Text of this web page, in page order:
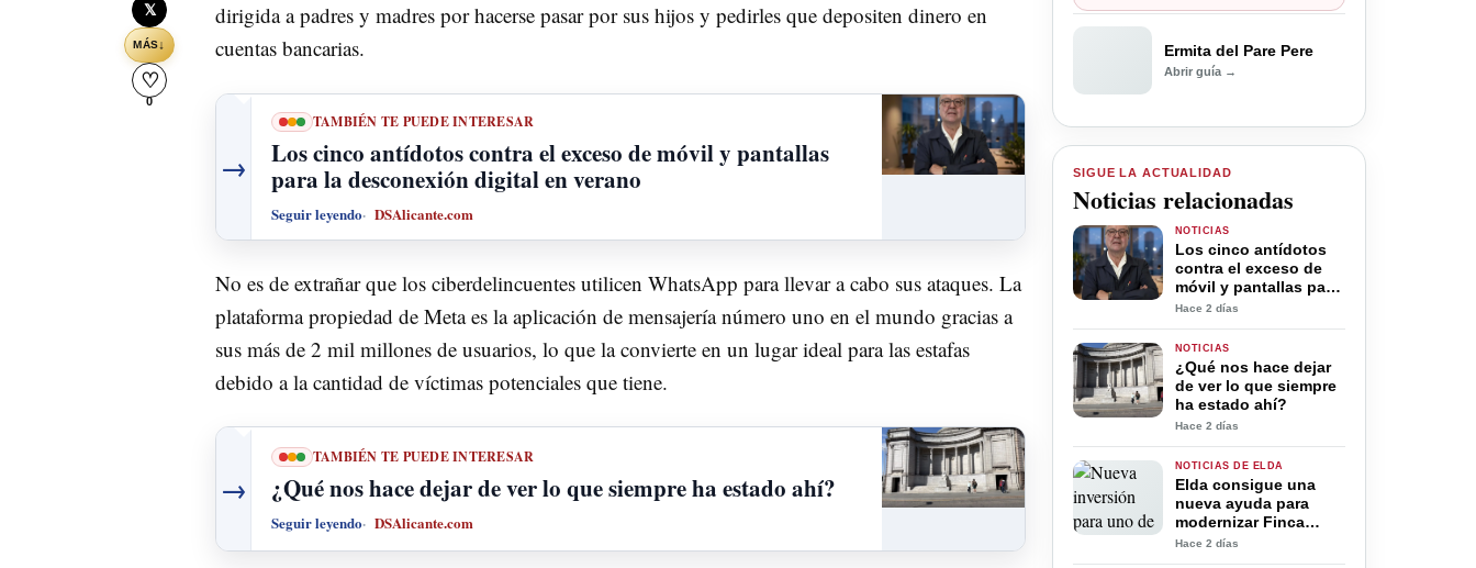
𝕏
MÁS↓
♡
0
dirigida a padres y madres por hacerse pasar por sus hijos y pedirles que depositen dinero en
cuentas bancarias.
→
TAMBIÉN TE PUEDE INTERESAR
Los cinco antídotos contra el exceso de móvil y pantallas
para la desconexión digital en verano
Seguir leyendo DSAlicante.com
No es de extrañar que los ciberdelincuentes utilicen WhatsApp para llevar a cabo sus ataques. La
plataforma propiedad de Meta es la aplicación de mensajería número uno en el mundo gracias a
sus más de 2 mil millones de usuarios, lo que la convierte en un lugar ideal para las estafas
debido a la cantidad de víctimas potenciales que tiene.
→
TAMBIÉN TE PUEDE INTERESAR
¿Qué nos hace dejar de ver lo que siempre ha estado ahí?
Seguir leyendo DSAlicante.com
Ermita del Pare Pere
Abrir guía →
SIGUE LA ACTUALIDAD
Noticias relacionadas
NOTICIAS
Los cinco antídotos
contra el exceso de
móvil y pantallas para
la desconexión digital
Hace 2 días
NOTICIAS
¿Qué nos hace dejar
de ver lo que siempre
ha estado ahí?
Hace 2 días
NOTICIAS DE ELDA
Elda consigue una
nueva ayuda para
modernizar Finca
Lacy: estas son las
Hace 2 días